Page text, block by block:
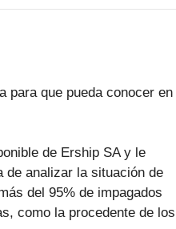
para que pueda conocer en
de Ership SA y le
de analizar la situación de
del 95% de impagados
como la procedente de los